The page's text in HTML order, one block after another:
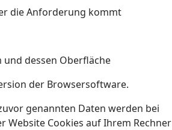
Anforderung kommt
dessen Oberfläche
der Browsersoftware.
genannten Daten werden bei
Website Cookies auf Ihrem Rechner